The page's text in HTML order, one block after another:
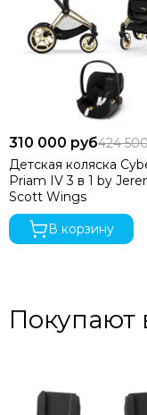
310 000 руб424
Детская коляска
Priam IV 3 в 1 by
Scott Wings
В корзину
Покупают